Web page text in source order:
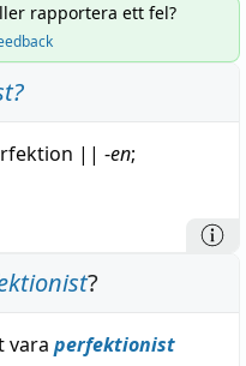
rapportera ett fel?
?
|| -en;
?
vara perfektionist